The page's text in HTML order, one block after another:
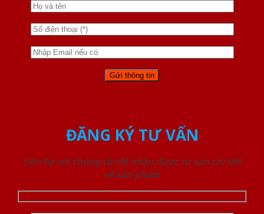
ĐĂNG KÝ TƯ VẤN
Liên hệ với chúng tôi để nhận được tư vấn chi tiết
về sản phẩm